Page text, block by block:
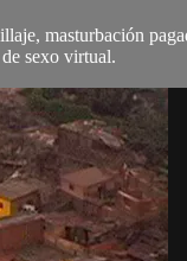
masturbación
sexo virtual.